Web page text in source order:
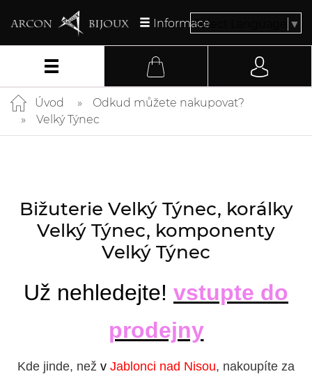
InformaceSelect Language ▼
Úvod
Odkud můžete nakupovat?
Velký Týnec
Bižuterie Velký Týnec, korálky
Velký Týnec, komponenty
Velký Týnec
Už nehledejte! vstupte do
prodejny
Kde jinde, než v Jablonci nad Nisou, nakoupíte za